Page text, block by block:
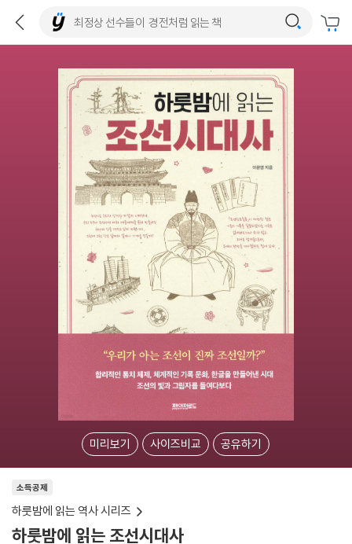
미리보기 사이즈비교 공유하기
소득공제
하룻밤에 읽는 역사 시리즈
하룻밤에 읽는 조선시대사